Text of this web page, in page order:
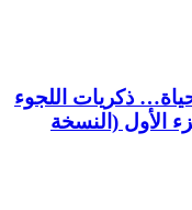
ذكريات اللجوء
الأول (النسخة